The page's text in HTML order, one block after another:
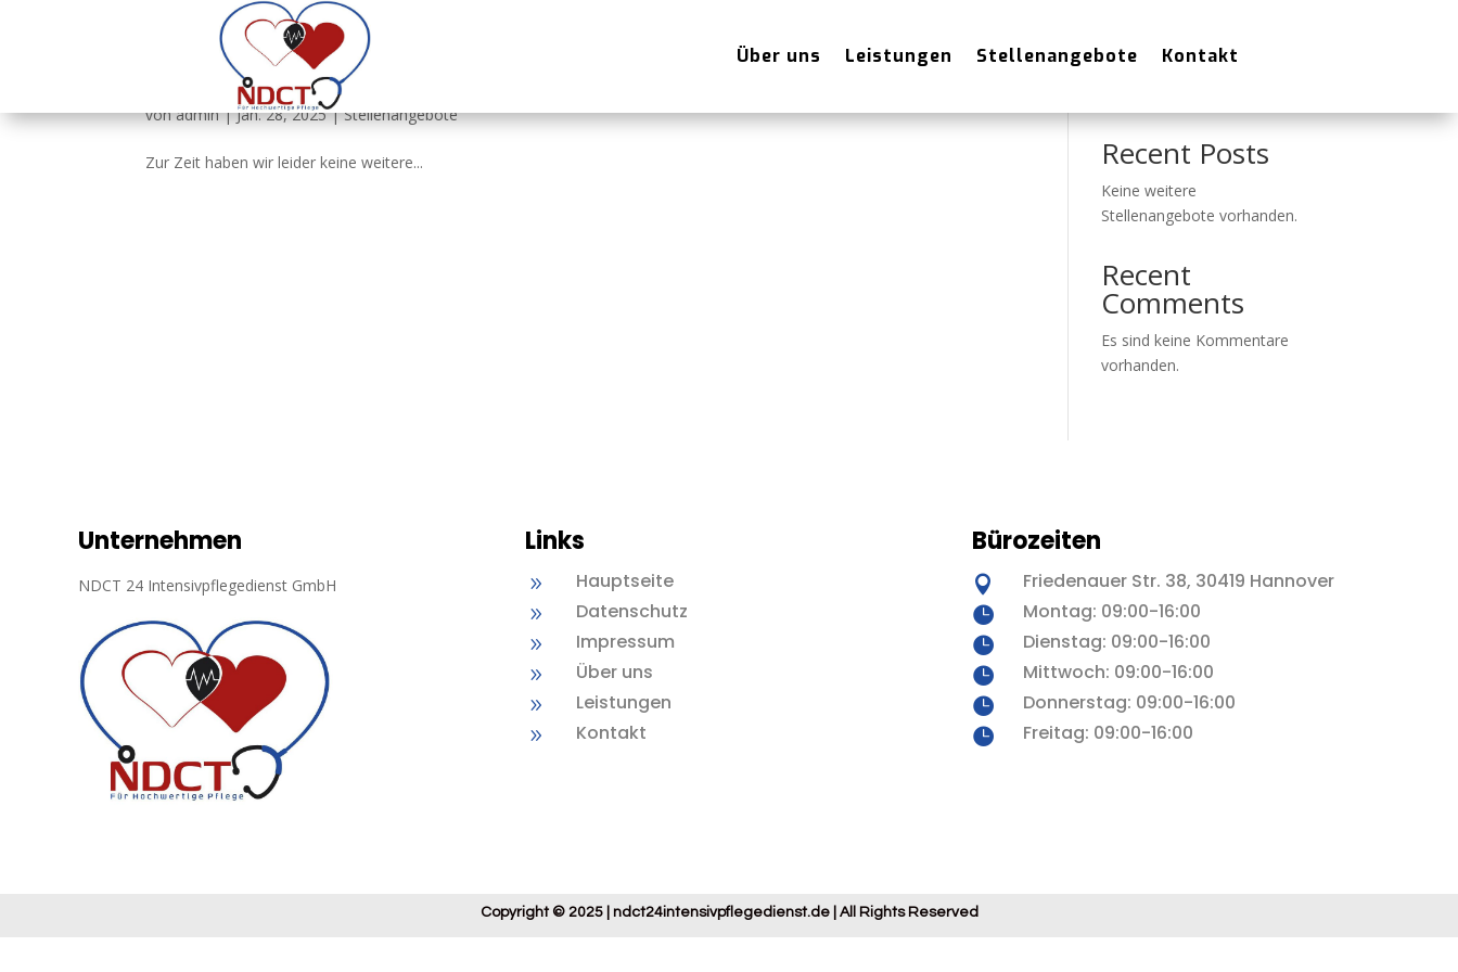
Über uns Leistungen Stellenangebote Kontakt
Keine weitere Stellenangebote vorhanden.
vonadmin|Jan. 28, 2025|Stellenangebote
Zur Zeit haben wir leider keine weitere... Recent Posts
Keine weitere
Stellenangebote vorhanden.
Recent
Comments
Es sind keine Kommentare
vorhanden.
Unternehmen
NDCT 24 Intensivpflegedienst GmbH
Links
9 Hauptseite
9 Datenschutz
9 Impressum
9 Über uns
9 Leistungen
9 Kontakt
Bürozeiten
 Friedenauer Str. 38, 30419 Hannover
 Montag: 09:00-16:00
 Dienstag: 09:00-16:00
 Mittwoch: 09:00-16:00
 Donnerstag: 09:00-16:00
 Freitag: 09:00-16:00
Copyright © 2025 | ndct24intensivpflegedienst.de | All Rights Reserved